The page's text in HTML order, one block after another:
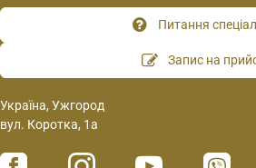
Питання
Запис на
Україна, Ужгород
вул. Коротка, 1а